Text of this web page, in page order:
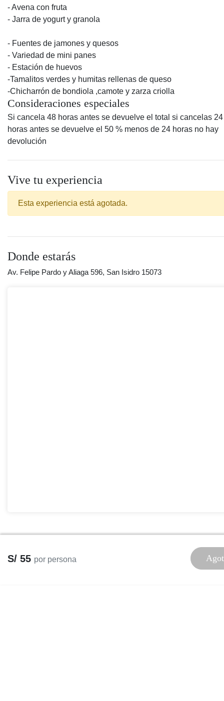
- Avena con fruta
- Jarra de yogurt y granola
- Fuentes de jamones y quesos
- Variedad de mini panes
- Estación de huevos
-Tamalitos verdes y humitas rellenas de queso
-Chicharrón de bondiola ,camote y zarza criolla
Consideraciones especiales
Si cancela 48 horas antes se devuelve el total si cancelas
horas antes se devuelve el 50 % menos de 24 horas no hay
devolución
Vive tu experiencia
Esta experiencia está agotada.
Donde estarás
Av. Felipe Pardo y Aliaga 596, San Isidro 15073
S/ 55 por persona